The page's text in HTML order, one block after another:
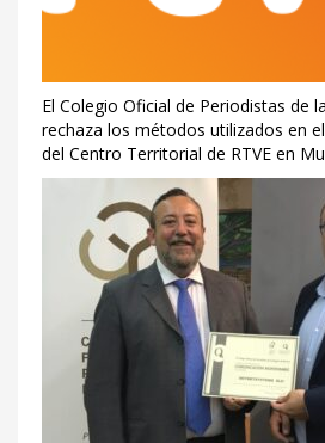
El Colegio Oficial de Periodistas de
rechaza los métodos utilizados en
del Centro Territorial de RTVE en